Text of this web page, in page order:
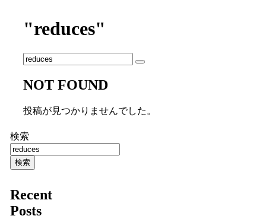
"reduces"
NOT FOUND
投稿が見つかりませんでした。
検索
検索
Recent
Posts